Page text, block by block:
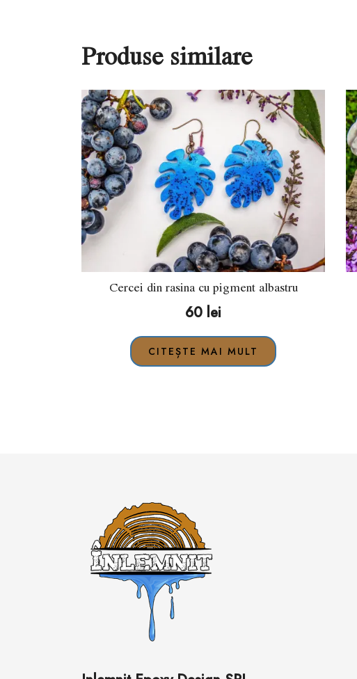
Produse similare
Cercei din rasina cu pigment albastru
60 lei
CITEȘTE MAI MULT